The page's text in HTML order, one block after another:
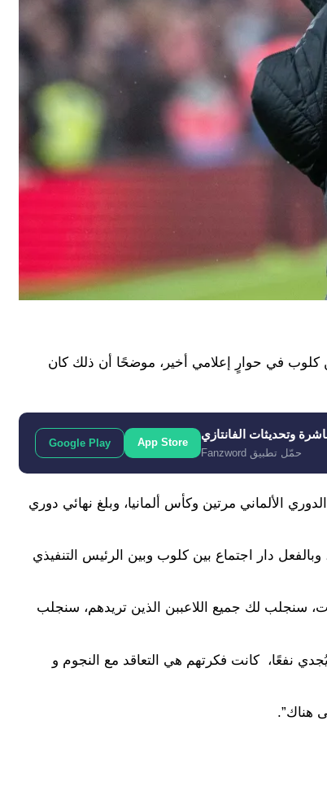
كلوب في حوارٍ إعلامي أخير، موضحًا أن ذلك كان
وتحديثات الفانتازي
حمّل تطبيق Fanzword
App Store
Google Play
حقق خلالها لقب الدوري الألماني مرتين وكأس ألمانيا، وبلغ نهائي دوري
دار اجتماع بين كلوب وبين الرئيس التنفيذي
سنجلب لك جميع اللاعببن الذين تريدهم، سنجلب
نفعًا، كانت فكرتهم هي التعاقد مع النجوم و
هناك”.